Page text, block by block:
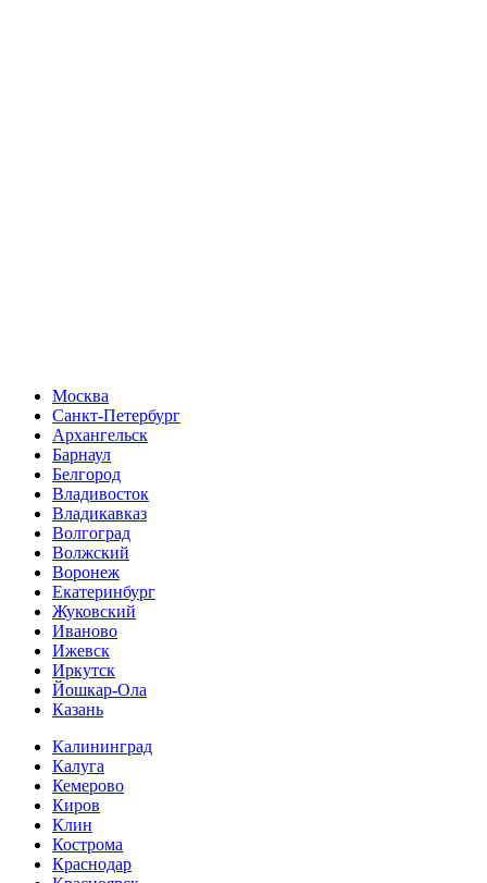
Москва
Санкт-Петербург
Архангельск
Барнаул
Белгород
Владивосток
Владикавказ
Волгоград
Волжский
Воронеж
Екатеринбург
Жуковский
Иваново
Ижевск
Иркутск
Йошкар-Ола
Казань
Калининград
Калуга
Кемерово
Киров
Клин
Кострома
Краснодар